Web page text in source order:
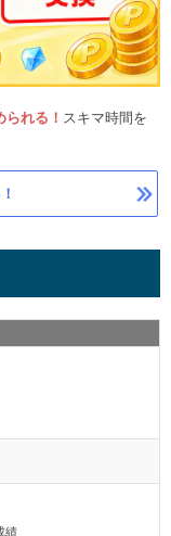
れる！ スキマ時間を
績